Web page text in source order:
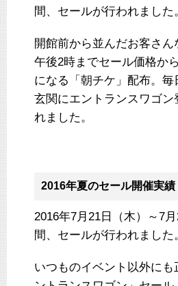
間、セールが行われました
開館前から並んだお客さ
午後2時までセール価格か
になる「朝チケ」配布。
玄関にエントランスワゴン
れました。
2016年夏のセール開催実績
2016年7月21日（木）～7
間、セールが行われました
いつものイベント以外にも